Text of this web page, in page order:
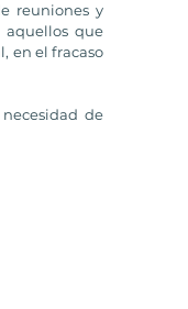
reuniones y
aquellos que
en el fracaso
de